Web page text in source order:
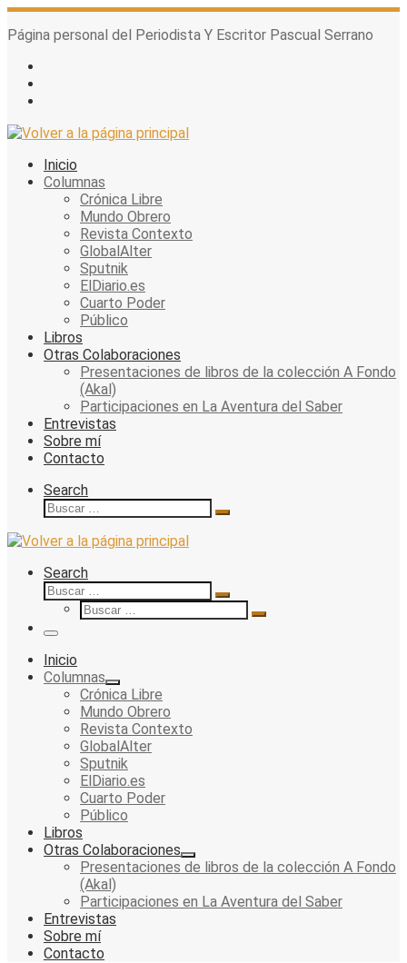
Skip
to
Página personal del Periodista Y Escritor Pascual Serrano
Inicio
Columnas
Crónica Libre
Mundo Obrero
Revista Contexto
GlobalAlter
Sputnik
ElDiario.es
Cuarto Poder
Público
Libros
Otras Colaboraciones
Presentaciones de libros de la colección A Fondo
(Akal)
Participaciones en La Aventura del Saber
Entrevistas
Sobre mí
Contacto
Search
Buscar
Buscar
Search
Buscar
Buscar
…
Buscar
Buscar
Menu
Inicio
Columnas
Crónica Libre
Mundo Obrero
Revista Contexto
GlobalAlter
Sputnik
ElDiario.es
Cuarto Poder
Público
Libros
Otras Colaboraciones
Presentaciones de libros de la colección A Fondo
(Akal)
Participaciones en La Aventura del Saber
Entrevistas
Sobre mí
Contacto